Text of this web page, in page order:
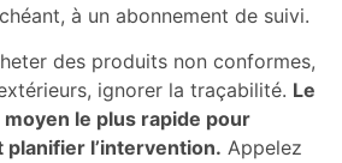
à un abonnement de suivi.
des produits non conformes,
ignorer la traçabilité. Le
le plus rapide pour
l’intervention. Appelez